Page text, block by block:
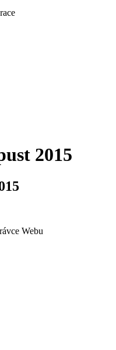
2015
Webu